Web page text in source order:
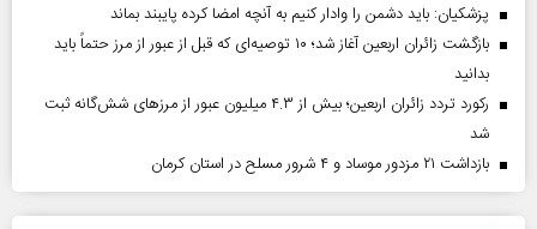
پزشکیان: باید دشمن را وادار کنیم به آنچه امضا کرده پایبند بماند
بازگشت زائران اربعین آغاز شد؛ ۱۰ توصیه‌ای که قبل از عبور از مرز حتماً باید
بدانید
رکورد تردد زائران اربعین؛ بیش از ۴.۳ میلیون عبور از مرزهای شش‌گانه ثبت
شد
بازداشت ۲۱ مزدور موساد و ۴ شرور مسلح در استان کرمان